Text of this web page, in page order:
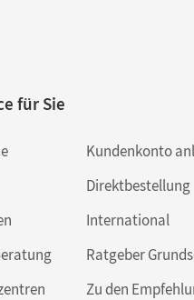
für Sie
Kundenkonto
Direktbestellung
International
Ratgeber
Zu den